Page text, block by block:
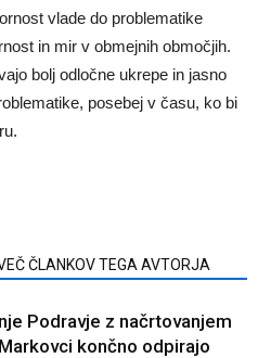
vlade do problematike
in mir v obmejnih območjih.
bolj odločne ukrepe in jasno
posebej v času, ko bi
ČLANKOV TEGA AVTORJA
Podravje z načrtovanjem
končno odpirajo